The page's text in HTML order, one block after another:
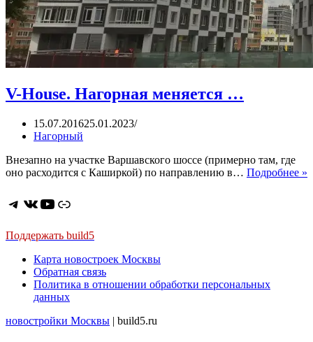
V-House. Нагорная меняется …
15.07.201625.01.2023
Нагорный
Внезапно на участке Варшавского шоссе (примерно там, где
оно расходится с Каширкой) по направлению в… Подробнее »
Telegram
ВКонтакте
YouTube
Ссылка
Поддержать build5
Карта новостроек Москвы
Обратная связь
Политика в отношении обработки персональных
данных
новостройки Москвы | build5.ru